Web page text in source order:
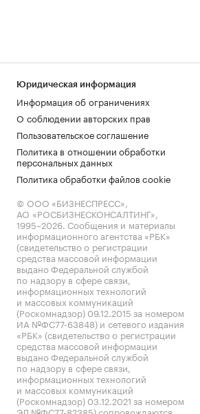
Юридическая информация
Информация об ограничениях
О соблюдении авторских прав
Пользовательское соглашение
Политика в отношении обработки
персональных данных
Политика обработки файлов cookie
© ООО «БИЗНЕСПРЕСС»,
АО «РОСБИЗНЕСКОНСАЛТИНГ»,
1995–2026. Сообщения и материалы
информационного агентства «РБК»
(свидетельство о регистрации
средства массовой информации
выдано Федеральной службой
по надзору в сфере связи,
информационных технологий
и массовых коммуникаций
(Роскомнадзор) 09.12.2015 за номером
ИА №ФС77-63848) и сетевого издания
«РБК» (свидетельство о регистрации
средства массовой информации
выдано Федеральной службой
по надзору в сфере связи,
информационных технологий
и массовых коммуникаций
(Роскомнадзор) 03.12.2021 за номером
ЭЛ №ФС77-82385) сопровождаются